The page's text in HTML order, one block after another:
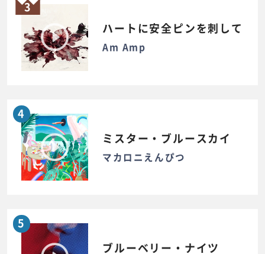
3
ハートに安全ピンを刺して
Am Amp
4
ミスター・ブルースカイ
マカロニえんぴつ
5
ブルーベリー・ナイツ